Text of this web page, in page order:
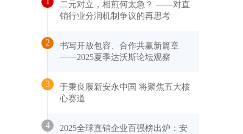
二元对立，相煎何太急？ ——对直
销行业分润机制争议的再思考
2
书写开放包容、合作共赢新篇章
——2025夏季达沃斯论坛观察
3
于秉良履新安永中国 将聚焦五大核
心赛道
4
2025全球直销企业百强榜出炉：安